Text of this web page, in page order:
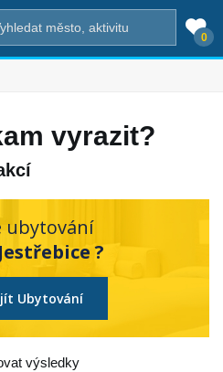
0
vyrazit?
ubytování
?
Ubytování
výsledky